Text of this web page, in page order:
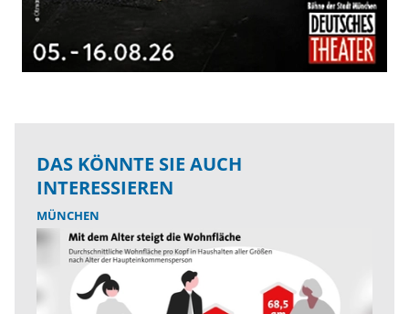
DAS KÖNNTE SIE AUCH
INTERESSIEREN
MÜNCHEN